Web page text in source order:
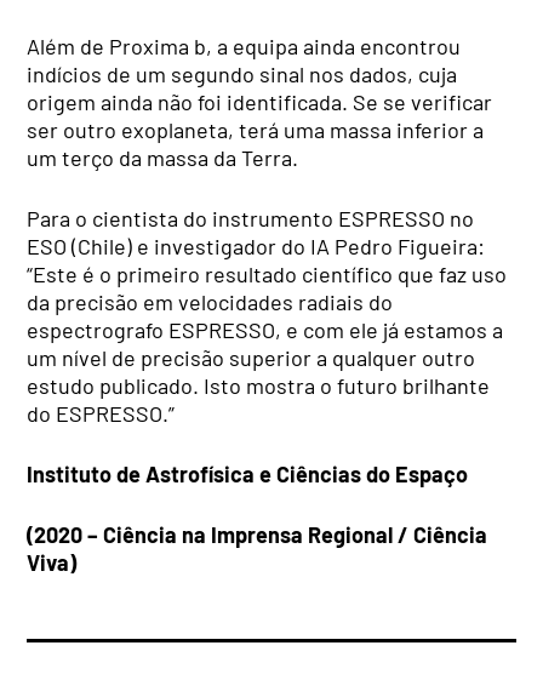
Além de Proxima b, a equipa ainda encontrou
indícios de um segundo sinal nos dados, cuja
origem ainda não foi identificada. Se se verificar
ser outro exoplaneta, terá uma massa inferior a
um terço da massa da Terra.
Para o cientista do instrumento ESPRESSO no
ESO (Chile) e investigador do IA Pedro Figueira:
“Este é o primeiro resultado científico que faz uso
da precisão em velocidades radiais do
espectrografo ESPRESSO, e com ele já estamos a
um nível de precisão superior a qualquer outro
estudo publicado. Isto mostra o futuro brilhante
do ESPRESSO.”
Instituto de Astrofísica e Ciências do Espaço
(2020 – Ciência na Imprensa Regional / Ciência
Viva)